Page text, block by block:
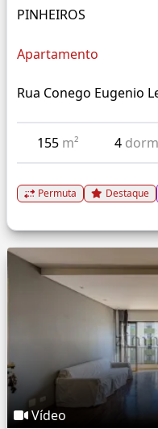
PINHEIROS
Apartamento
Rua Conego Eugenio
155 m² 4
Permuta Destaque
Vídeo